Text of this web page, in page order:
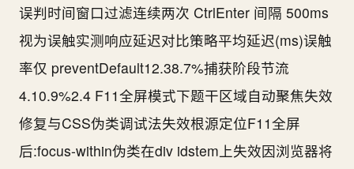
误判时间窗口过滤连续两次 CtrlEnter 间隔 500ms
视为误触实测响应延迟对比策略平均延迟(ms)误触
率仅 preventDefault12.38.7%捕获阶段节流
4.10.9%2.4 F11全屏模式下题干区域自动聚焦失效
修复与CSS伪类调试法失效根源定位F11全屏
后:focus-within伪类在div idstem上失效因浏览器将